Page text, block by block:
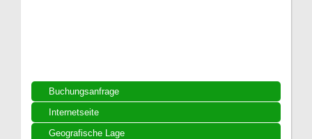
Buchungsanfrage
Internetseite
Geografische Lage